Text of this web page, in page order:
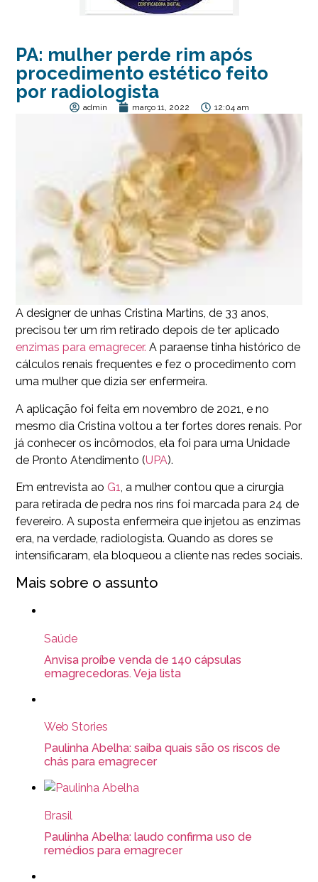
PA: mulher perde rim após
procedimento estético feito
por radiologista
admin março 11, 2022 12:04 am
A designer de unhas Cristina Martins, de 33 anos,
precisou ter um rim retirado depois de ter aplicado
enzimas para emagrecer. A paraense tinha histórico de
cálculos renais frequentes e fez o procedimento com
uma mulher que dizia ser enfermeira.
A aplicação foi feita em novembro de 2021, e no
mesmo dia Cristina voltou a ter fortes dores renais. Por
já conhecer os incômodos, ela foi para uma Unidade
de Pronto Atendimento (UPA).
Em entrevista ao G1, a mulher contou que a cirurgia
para retirada de pedra nos rins foi marcada para 24 de
fevereiro. A suposta enfermeira que injetou as enzimas
era, na verdade, radiologista. Quando as dores se
intensificaram, ela bloqueou a cliente nas redes sociais.
Mais sobre o assunto
Saúde
Anvisa proíbe venda de 140 cápsulas
emagrecedoras. Veja lista
Web Stories
Paulinha Abelha: saiba quais são os riscos de
chás para emagrecer
Brasil
Paulinha Abelha: laudo confirma uso de
remédios para emagrecer